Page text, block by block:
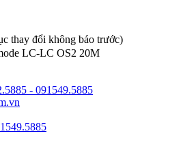
thay đổi không báo trước)
LC-LC OS2 20M
- 091549.5885